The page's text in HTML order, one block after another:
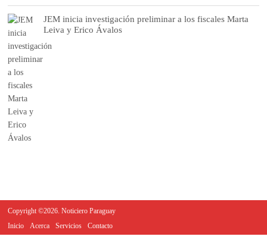
JEM inicia investigación preliminar a los fiscales Marta
Leiva y Erico Ávalos
Copyright ©2026. Noticiero Paraguay
Inicio
Acerca Servicios Contacto